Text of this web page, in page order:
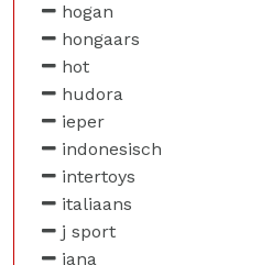
hogan
hongaars
hot
hudora
ieper
indonesisch
intertoys
italiaans
j sport
jana